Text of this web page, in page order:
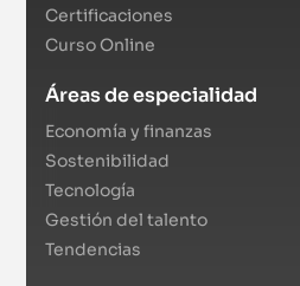
Certificaciones
Curso Online
Áreas de especialidad
Economía y finanzas
Sostenibilidad
Tecnología
Gestión del talento
Tendencias